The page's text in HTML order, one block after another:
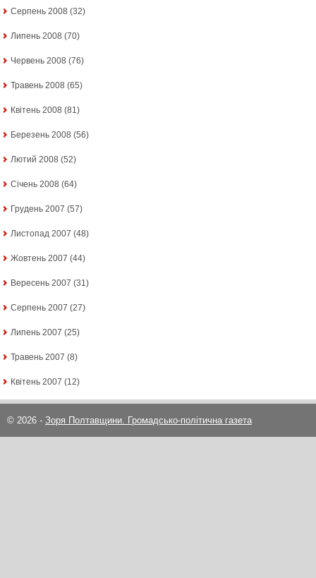
Серпень 2008 (32)
Липень 2008 (70)
Червень 2008 (76)
Травень 2008 (65)
Квітень 2008 (81)
Березень 2008 (56)
Лютий 2008 (52)
Січень 2008 (64)
Грудень 2007 (57)
Листопад 2007 (48)
Жовтень 2007 (44)
Вересень 2007 (31)
Серпень 2007 (27)
Липень 2007 (25)
Травень 2007 (8)
Квітень 2007 (12)
© 2026 - Зоря Полтавщини. Громадсько-політична газета